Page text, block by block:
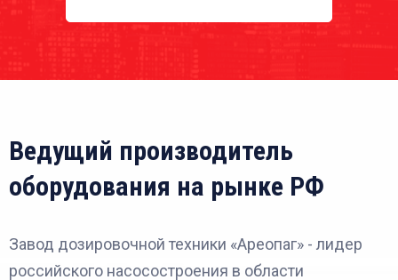
Ведущий производитель
оборудования на рынке РФ
Завод дозировочной техники «Ареопаг» - лидер
российского насосостроения в области